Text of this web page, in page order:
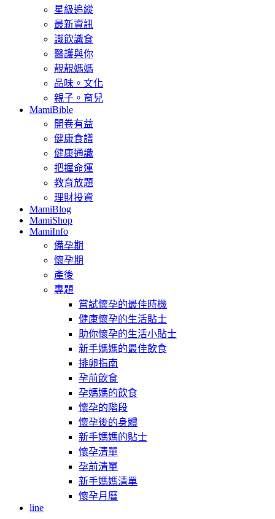
星級追縱
最新資訊
識飲識食
醫護與你
靚靚媽媽
品味。文化
親子。育兒
MamiBible
開卷有益
健康食譜
健康通識
把握命運
教育放題
理財投資
MamiBlog
MamiShop
MamiInfo
備孕期
懷孕期
產後
專題
嘗試懷孕的最佳時機
健康懷孕的生活貼士
助你懷孕的生活小貼士
新手媽媽的最佳飲食
排卵指南
孕前飲食
孕媽媽的飲食
懷孕的階段
懷孕後的身體
新手媽媽的貼士
懷孕清單
孕前清單
新手媽媽清單
懷孕月曆
line